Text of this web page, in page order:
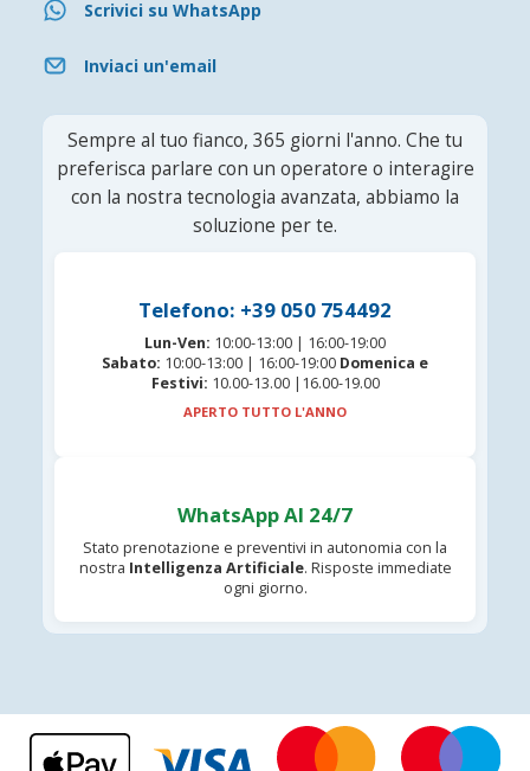
Scrivici su WhatsApp
Inviaci un'email
Sempre al tuo fianco, 365 giorni l'anno. Che tu
preferisca parlare con un operatore o interagire
con la nostra tecnologia avanzata, abbiamo la
soluzione per te.
Telefono: +39 050 754492
Lun-Ven: 10:00-13:00 | 16:00-19:00
Sabato: 10:00-13:00 | 16:00-19:00 Domenica e
Festivi: 10.00-13.00 |16.00-19.00
APERTO TUTTO L'ANNO
WhatsApp AI 24/7
Stato prenotazione e preventivi in autonomia con la
nostra Intelligenza Artificiale. Risposte immediate
ogni giorno.